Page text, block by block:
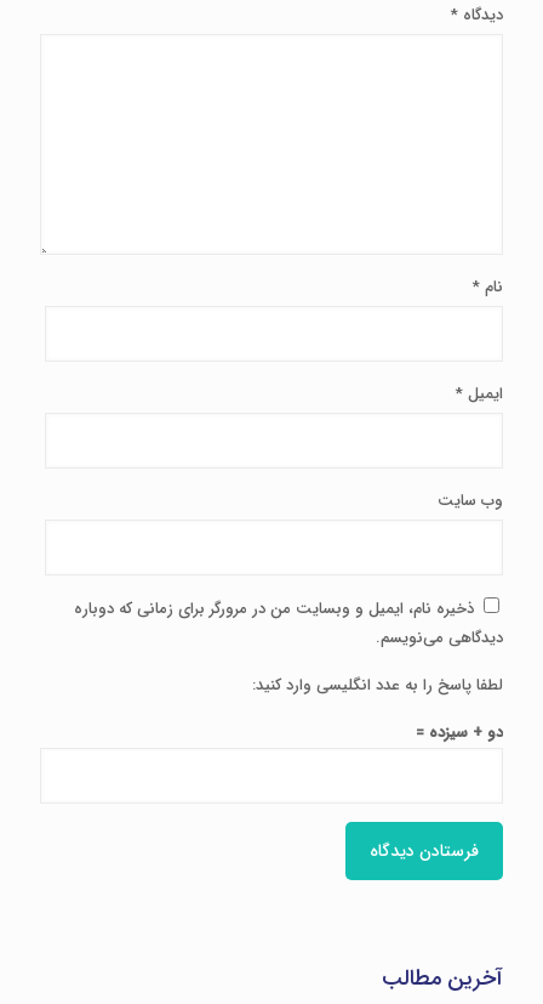
دیدگاه *
نام*
ایمیل*
وب‌ سایت
ذخیره نام، ایمیل و وبسایت من در مرورگر برای زمانی که دوباره
دیدگاهی می‌نویسم.
لطفا پاسخ را به عدد انگلیسی وارد کنید:
دو + سیزده =
آخرین مطالب